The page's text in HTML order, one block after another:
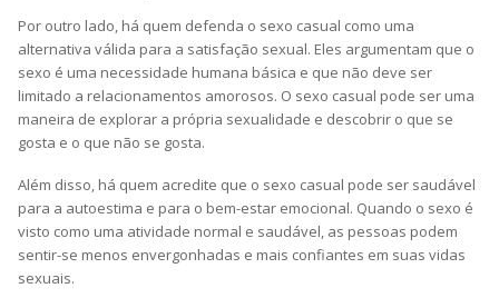
Por outro lado, há quem defenda o sexo casual como uma
alternativa válida para a satisfação sexual. Eles argumentam que o
sexo é uma necessidade humana básica e que não deve ser
limitado a relacionamentos amorosos. O sexo casual pode ser uma
maneira de explorar a própria sexualidade e descobrir o que se
gosta e o que não se gosta.
Além disso, há quem acredite que o sexo casual pode ser saudável
para a autoestima e para o bem-estar emocional. Quando o sexo é
visto como uma atividade normal e saudável, as pessoas podem
sentir-se menos envergonhadas e mais confiantes em suas vidas
sexuais.